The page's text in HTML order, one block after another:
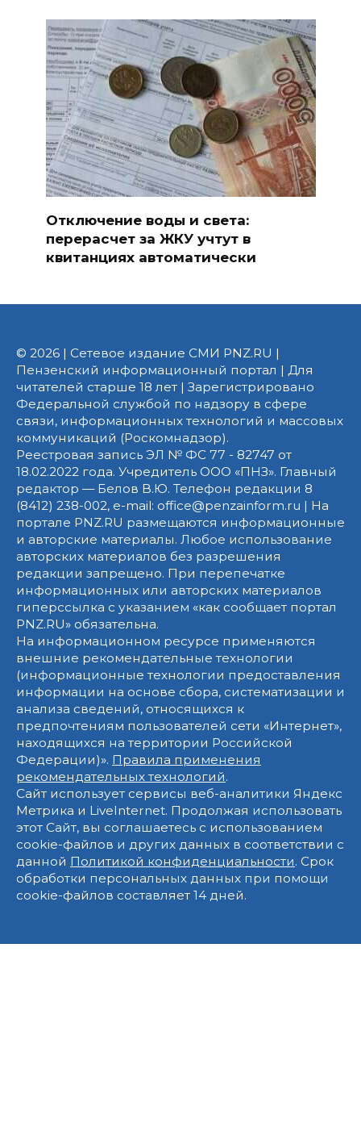
Отключение воды и света:
перерасчет за ЖКУ учтут в
квитанциях автоматически
© 2026 | Сетевое издание СМИ PNZ.RU |
Пензенский информационный портал | Для
читателей старше 18 лет | Зарегистрировано
Федеральной службой по надзору в сфере
связи, информационных технологий и массовых
коммуникаций (Роскомнадзор).
Реестровая запись ЭЛ № ФС 77 - 82747 от
18.02.2022 года. Учредитель ООО «ПНЗ». Главный
редактор — Белов В.Ю. Телефон редакции 8
(8412) 238-002, e-mail: office@penzainform.ru | На
портале PNZ.RU размещаются информационные
и авторские материалы. Любое использование
авторских материалов без разрешения
редакции запрещено. При перепечатке
информационных или авторских материалов
гиперссылка с указанием «как сообщает портал
PNZ.RU» обязательна.
На информационном ресурсе применяются
внешние рекомендательные технологии
(информационные технологии предоставления
информации на основе сбора, систематизации и
анализа сведений, относящихся к
предпочтениям пользователей сети «Интернет»,
находящихся на территории Российской
Федерации)». Правила применения
рекомендательных технологий.
Сайт использует сервисы веб-аналитики Яндекс
Метрика и LiveInternet. Продолжая использовать
этот Сайт, вы соглашаетесь с использованием
cookie-файлов и других данных в соответствии с
данной Политикой конфиденциальности. Срок
обработки персональных данных при помощи
cookie-файлов составляет 14 дней.